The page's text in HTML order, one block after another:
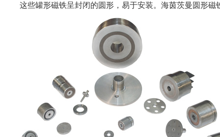
这些罐形磁铁呈封闭的圆形，易于安装。海茵茨曼圆形